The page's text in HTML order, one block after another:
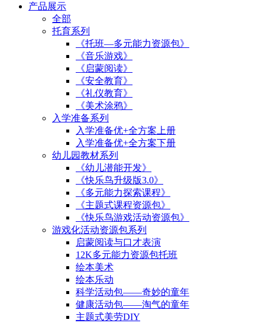
产品展示
全部
托育系列
《托班—多元能力资源包》
《音乐游戏》
《启蒙阅读》
《安全教育》
《礼仪教育》
《美术涂鸦》
入学准备系列
入学准备优+全方案上册
入学准备优+全方案下册
幼儿园教材系列
《幼儿潜能开发》
《快乐鸟升级版3.0》
《多元能力探索课程》
《主题式课程资源包》
《快乐鸟游戏活动资源包》
游戏化活动资源包系列
启蒙阅读与口才表演
12K多元能力资源包托班
绘本美术
绘本乐动
科学活动包——奇妙的童年
健康活动包——淘气的童年
主题式美劳DIY